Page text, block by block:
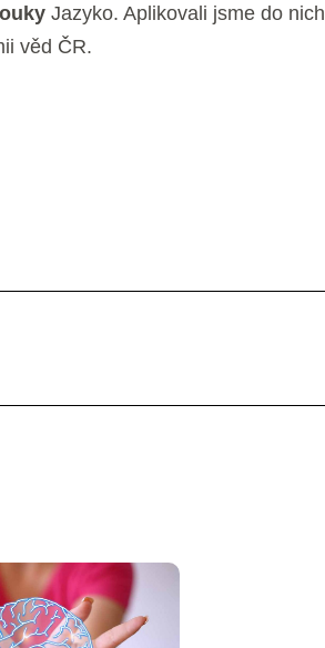
Jazyko. Aplikovali jsme do nich
věd ČR.